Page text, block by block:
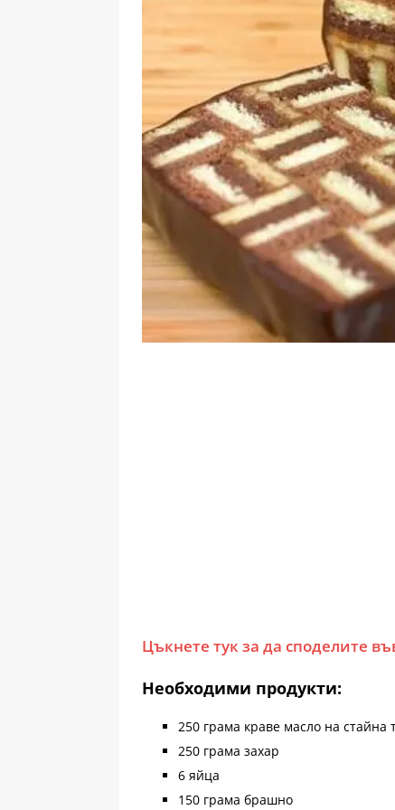
Цъкнете тук за да споделите
Необходими продукти:
250 грама краве масло на стайна
250 грама захар
6 яйца
150 грама брашно